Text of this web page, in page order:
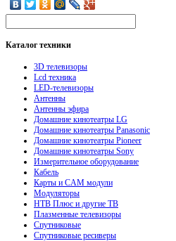
Каталогтехники
3D телевизоры
Lcd техника
LED-телевизоры
Антенны
Антенны эфира
Домашние кинотеатры LG
Домашние кинотеатры Panasonic
Домашние кинотеатры Pioneer
Домашние кинотеатры Sony
Измерительное оборудование
Кабель
Карты и CAM модули
Модуляторы
НТВ Плюс и другие ТВ
Плазменные телевизоры
Спутниковые
Спутниковые ресиверы